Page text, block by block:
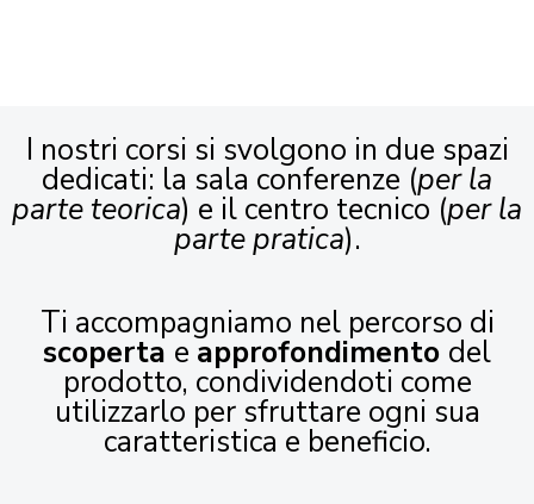
I nostri corsi si svolgono in due spazi
dedicati: la sala conferenze (per la
parte teorica) e il centro tecnico (per la
parte pratica).
Ti accompagniamo nel percorso di
scoperta e approfondimento del
prodotto, condividendoti come
utilizzarlo per sfruttare ogni sua
caratteristica e beneficio.